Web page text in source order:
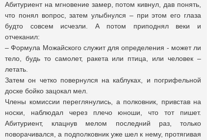
Абитуриент на мгновение замер, потом кивнул, дав понять,
что понял вопрос, затем улыбнулся – при этом его глаза
будто совсем исчезли. А потом приподнял веки и
отчеканил:
– Формула Можайского служит для определения - может ли
тело, будь то самолет, ракета или птица, или человек –
летать.
Затем он четко повернулся на каблуках, и погрифельной
доске бойко зацокал мел.
Члены комиссии переглянулись, а полковник, привстав на
носки, наблюдал через плечо юноши, что тот пишет.
Абитуриент, клацнув мелом последний раз, только
поворачивался, а подполковник уже шел к нему, протягивая